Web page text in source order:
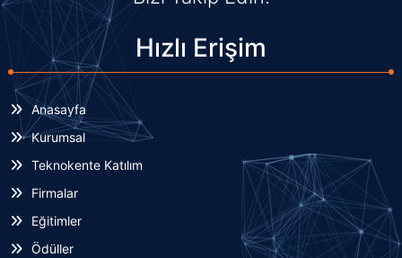
Hızlı Erişim
Anasayfa
Kurumsal
Teknokente Katılım
Firmalar
Eğitimler
Ödüller